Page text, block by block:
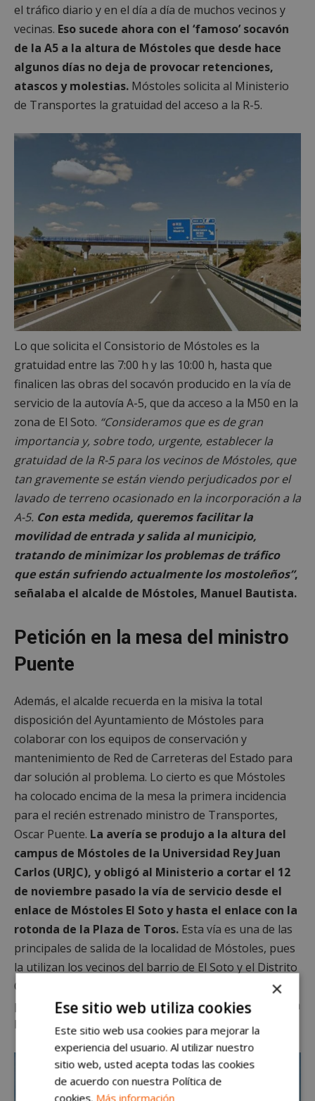
el tráfico diario y en el día a día de muchos vecinos y
vecinas. Eso sucede ahora con el ‘famoso’ socavón
de la A5 a la altura de Móstoles que desde hace
algunos días no deja de provocar retenciones,
atascos y molestias. Móstoles solicita al Ministerio
de Transportes la gratuidad del acceso a la R-5.
Lo que solicita el Consistorio de Móstoles es la
gratuidad entre las 7:00 h y las 10:00 h, hasta que
finalicen las obras del socavón producido en la vía de
servicio de la autovía A-5, que da acceso a la M50 en la
zona de El Soto. “Consideramos que es de gran
importancia y, sobre todo, urgente, establecer la
gratuidad de la R-5 para los vecinos de Móstoles, que
tan gravemente se están viendo perjudicados por el
lavado de terreno ocasionado en la incorporación a la
A-5. Con esta medida, queremos facilitar la
movilidad de entrada y salida al municipio,
tratando de minimizar los problemas de tráfico
que están sufriendo actualmente los mostoleños”,
señalaba el alcalde de Móstoles, Manuel Bautista.
Petición en la mesa del ministro
Puente
Además, el alcalde recuerda en la misiva la total
disposición del Ayuntamiento de Móstoles para
colaborar con los equipos de conservación y
mantenimiento de Red de Carreteras del Estado para
dar solución al problema. Lo cierto es que Móstoles
ha colocado encima de la mesa la primera incidencia
para el recién estrenado ministro de Transportes,
Oscar Puente. La avería se produjo a la altura del
campus de Móstoles de la Universidad Rey Juan
Carlos (URJC), y obligó al Ministerio a cortar el 12
de noviembre pasado la vía de servicio desde el
enlace de Móstoles El Soto y hasta el enlace con la
rotonda de la Plaza de Toros. Esta vía es una de las
principales de salida de la localidad de Móstoles, pues
la utilizan los vecinos del barrio de El Soto y el Distrito
Oeste. De hecho, el sur de la localidad lleva años
pidiendo la conexión con la R-5 para evitar cruzar toda
la ciudad para salir de la misma.
×
Ese sitio web utiliza cookies
Este sitio web usa cookies para mejorar la
experiencia del usuario. Al utilizar nuestro
sitio web, usted acepta todas las cookies
de acuerdo con nuestra Política de
cookies. Más información